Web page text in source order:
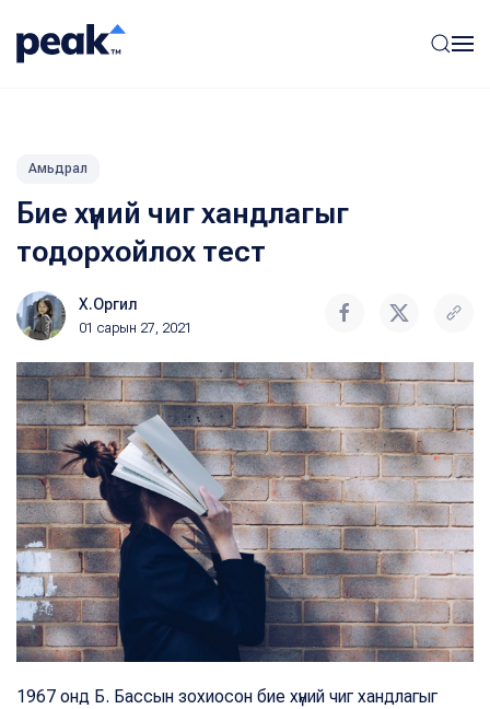
Амьдрал
Бие хүний чиг хандлагыг
тодорхойлох тест
Х.Оргил
01 сарын 27, 2021
1967 онд Б. Бассын зохиосон бие хүний чиг хандлагыг